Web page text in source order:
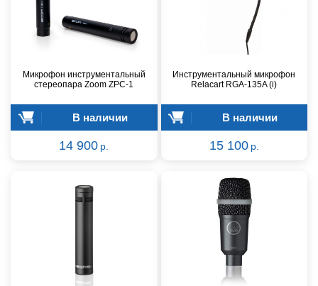
Микрофон инструментальный
стереопара Zoom ZPC-1
В наличии
14 900 р.
Инструментальный микрофон
Relacart RGA-135A (i)
В наличии
15 100 р.